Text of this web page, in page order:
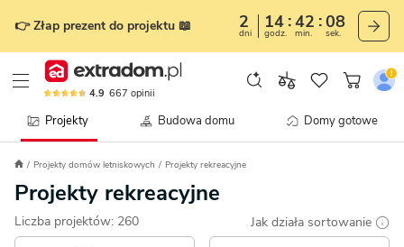
👉 Złap prezent do projektu 📖 2
dni
14
godz.
42
min.
05
sek.
4.9 667 opinii
Projekty Budowa domu Domy gotowe
Projekty domów letniskowych Projekty rekreacyjne
Projekty rekreacyjne
Liczba projektów: 260 Jak działa sortowanie